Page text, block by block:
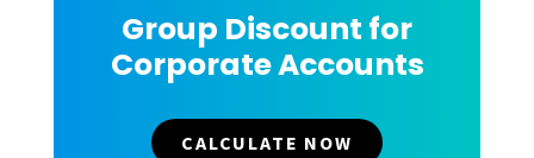
Group Discount for
Corporate Accounts
CALCULATE NOW